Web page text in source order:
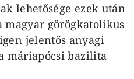
lehetősége ezek után
magyar görögkatolikus
jelentős anyagi
máriapócsi bazilita